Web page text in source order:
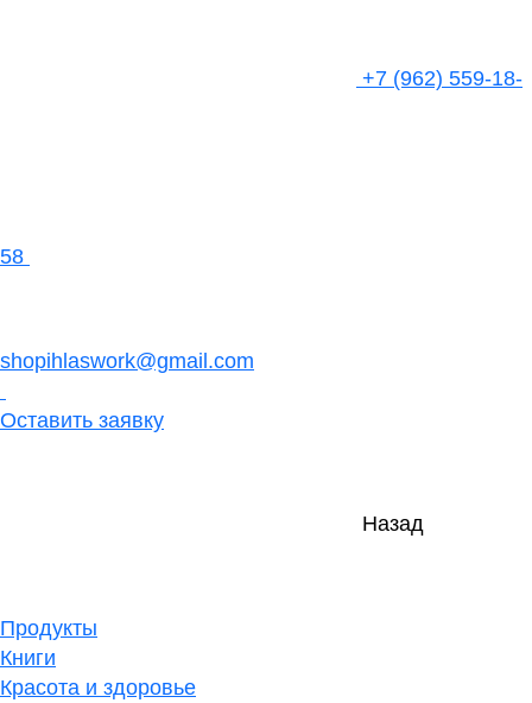
+7 (962) 559-18-
58
shopihlaswork@gmail.com
Оставить заявку
Назад
Продукты
Книги
Красота и здоровье